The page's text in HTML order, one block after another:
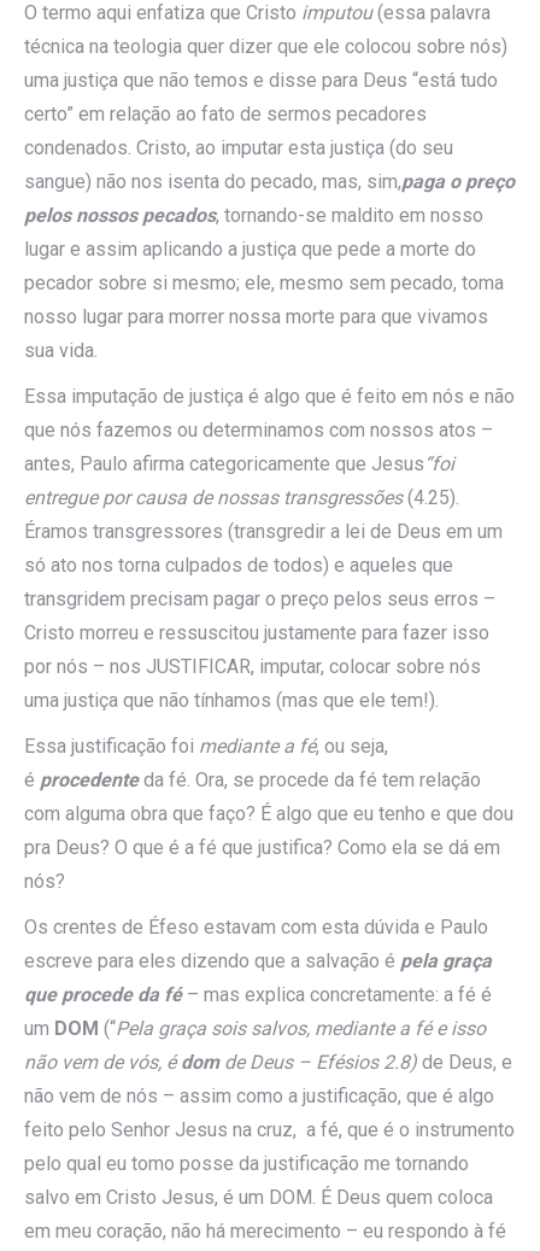
O termo aqui enfatiza que Cristo imputou(essa palavra
técnica na teologia quer dizer que ele colocou sobre nós)
uma justiça que não temos e disse para Deus “está tudo
certo” em relação ao fato de sermos pecadores
condenados. Cristo, ao imputar esta justiça (do seu
sangue) não nos isenta do pecado, mas, sim,paga o preço
pelos nossos pecados, tornando-se maldito em nosso
lugar e assim aplicando a justiça que pede a morte do
pecador sobre si mesmo; ele, mesmo sem pecado, toma
nosso lugar para morrer nossa morte para que vivamos
sua vida.
Essa imputação de justiça é algo que é feito em nós e não
que nós fazemos ou determinamos com nossos atos –
antes, Paulo afirma categoricamente que Jesus “foi
entregue por causa de nossas transgressões(4.25).
Éramos transgressores (transgredir a lei de Deus em um
só ato nos torna culpados de todos) e aqueles que
transgridem precisam pagar o preço pelos seus erros –
Cristo morreu e ressuscitou justamente para fazer isso
por nós – nos JUSTIFICAR, imputar, colocar sobre nós
uma justiça que não tínhamos (mas que ele tem!).
Essa justificação foi mediante a fé, ou seja,
é procedenteda fé. Ora, se procede da fé tem relação
com alguma obra que faço? É algo que eu tenho e que dou
pra Deus? O que é a fé que justifica? Como ela se dá em
nós?
Os crentes de Éfeso estavam com esta dúvida e Paulo
escreve para eles dizendo que a salvação é pela graça
que procede da fé– mas explica concretamente: a fé é
um DOM (“Pela graça sois salvos, mediante a fé e isso
não vem de vós, édomde Deus – Efésios 2.8) de Deus, e
não vem de nós – assim como a justificação, que é algo
feito pelo Senhor Jesus na cruz, a fé, que é o instrumento
pelo qual eu tomo posse da justificação me tornando
salvo em Cristo Jesus, é um DOM. É Deus quem coloca
em meu coração, não há merecimento – eu respondo à fé